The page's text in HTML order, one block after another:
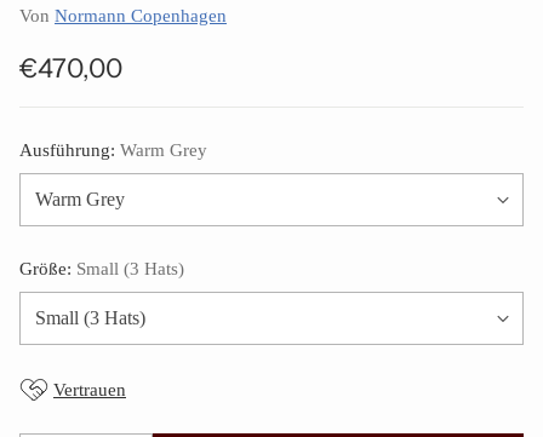
Von Normann Copenhagen
Normaler
€470,00
Ausführung: Warm Grey
Größe: Small (3 Hats)
Vertrauen